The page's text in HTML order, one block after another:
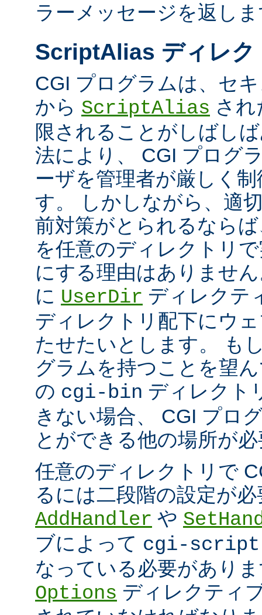
ラーメッセージを返し
ScriptAlias ディレク
CGI プログラムは、セ
から ScriptAlias さ
限されることがしばし
法により、 CGI プログ
ーザを管理者が厳しく
す。 しかしながら、適
前対策がとられるなら
を任意のディレクトリ
にする理由はありませ
に UserDir ディレクテ
ディレクトリ配下にウ
たせたいとします。 も
グラムを持つことを望
の cgi-bin ディレクト
きない場合、 CGI プロ
とができる他の場所が
任意のディレクトリで
るには二段階の設定が
AddHandler や
ブによって cgi-script
なっている必要があり
Options ディレクティ